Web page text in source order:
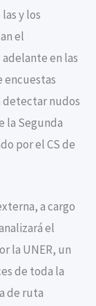
y los
el
en las
encuestas
detectar nudos
la Segunda
por el CS de
a cargo
el
la UNER, un
de toda la
de ruta